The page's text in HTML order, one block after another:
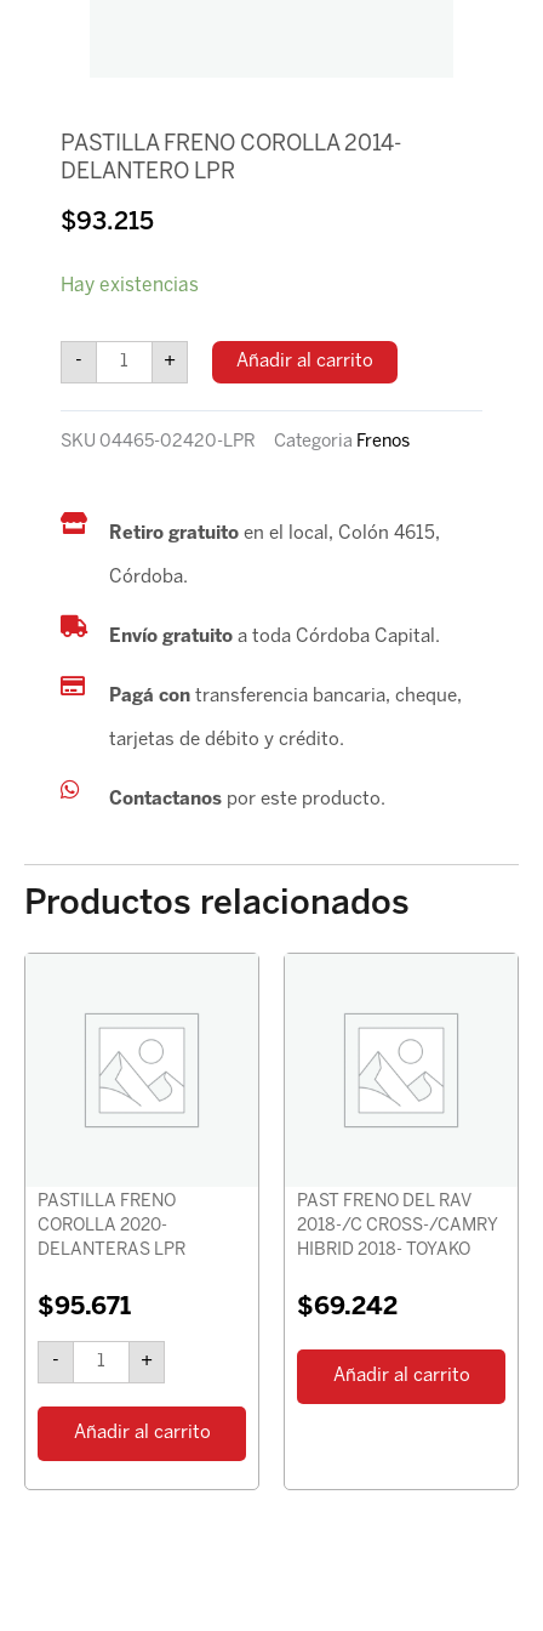
PASTILLA FRENO COROLLA 2014-
DELANTERO LPR
$93.215
Hay existencias
-
FRENO
2014-
DELANTERO
+ Añadir al carrito
SKU 04465-02420-LPR Categoria Frenos
Retiro gratuito en el local, Colón 4615,
Córdoba.
Envío gratuitoa toda Córdoba Capital.
Pagá contransferencia bancaria, cheque,
tarjetas de débito y crédito.
Contactanospor este producto.
Productos relacionados
PASTILLA FRENO
COROLLA 2020-
DELANTERAS LPR
$95.671
-
COROLLA
2020-
DELANTERAS
LPR
cantidad
+
Añadir al carrito
PAST FRENO DEL RAV
2018-/C CROSS-/CAMRY
HIBRID 2018- TOYAKO
$69.242
Añadir al carrito